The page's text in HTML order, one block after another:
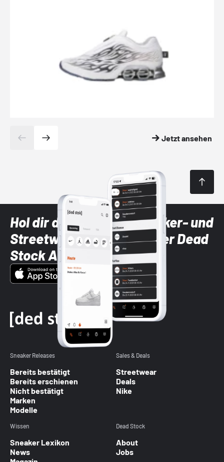
Jetzt ansehen
Hol dir die neuesten Sneaker- und
Streetwear-Brands mit der Dead
Stock App
Sneaker Releases
Bereits bestätigt
Bereits erschienen
Nicht bestätigt
Marken
Modelle
Sales & Deals
Streetwear
Deals
Nike
Wissen
Sneaker Lexikon
News
Dead Stock
About
Jobs